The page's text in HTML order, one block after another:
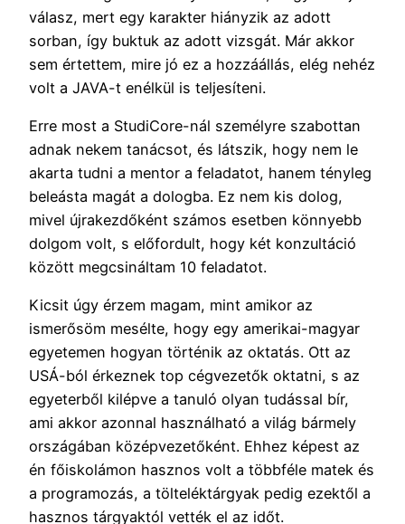
válasz, mert egy karakter hiányzik az adott
sorban, így buktuk az adott vizsgát. Már akkor
sem értettem, mire jó ez a hozzáállás, elég nehéz
volt a JAVA-t enélkül is teljesíteni.
Erre most a StudiCore-nál személyre szabottan
adnak nekem tanácsot, és látszik, hogy nem le
akarta tudni a mentor a feladatot, hanem tényleg
beleásta magát a dologba. Ez nem kis dolog,
mivel újrakezdőként számos esetben könnyebb
dolgom volt, s előfordult, hogy két konzultáció
között megcsináltam 10 feladatot.
Kicsit úgy érzem magam, mint amikor az
ismerősöm mesélte, hogy egy amerikai-magyar
egyetemen hogyan történik az oktatás. Ott az
USÁ-ból érkeznek top cégvezetők oktatni, s az
egyeterből kilépve a tanuló olyan tudással bír,
ami akkor azonnal használható a világ bármely
országában középvezetőként. Ehhez képest az
én főiskolámon hasznos volt a többféle matek és
a programozás, a tölteléktárgyak pedig ezektől a
hasznos tárgyaktól vették el az időt.